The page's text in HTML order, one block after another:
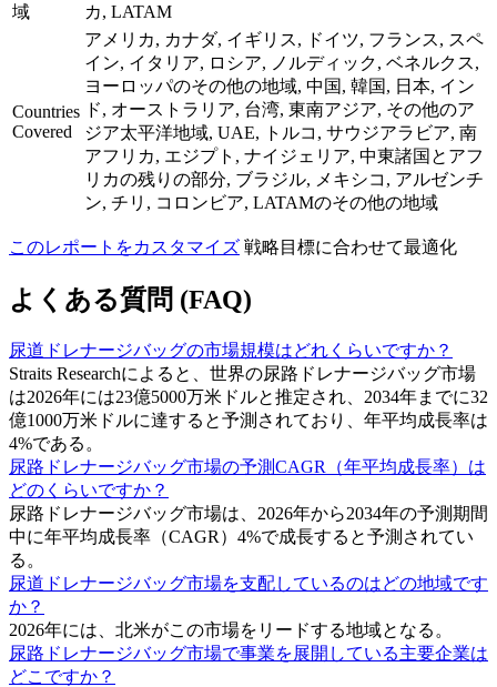
域
カ, LATAM
Countries
Covered
アメリカ, カナダ, イギリス, ドイツ, フランス, スペ
イン, イタリア, ロシア, ノルディック, ベネルクス,
ヨーロッパのその他の地域, 中国, 韓国, 日本, イン
ド, オーストラリア, 台湾, 東南アジア, その他のア
ジア太平洋地域, UAE, トルコ, サウジアラビア, 南
アフリカ, エジプト, ナイジェリア, 中東諸国とアフ
リカの残りの部分, ブラジル, メキシコ, アルゼンチ
ン, チリ, コロンビア, LATAMのその他の地域
このレポートをカスタマイズ 戦略目標に合わせて最適化
よくある質問 (FAQ)
尿道ドレナージバッグの市場規模はどれくらいですか？
Straits Researchによると、世界の尿路ドレナージバッグ市場
は2026年には23億5000万米ドルと推定され、2034年までに32
億1000万米ドルに達すると予測されており、年平均成長率は
4%である。
尿路ドレナージバッグ市場の予測CAGR（年平均成長率）は
どのくらいですか？
尿路ドレナージバッグ市場は、2026年から2034年の予測期間
中に年平均成長率（CAGR）4%で成長すると予測されてい
る。
尿道ドレナージバッグ市場を支配しているのはどの地域です
か？
2026年には、北米がこの市場をリードする地域となる。
尿路ドレナージバッグ市場で事業を展開している主要企業は
どこですか？